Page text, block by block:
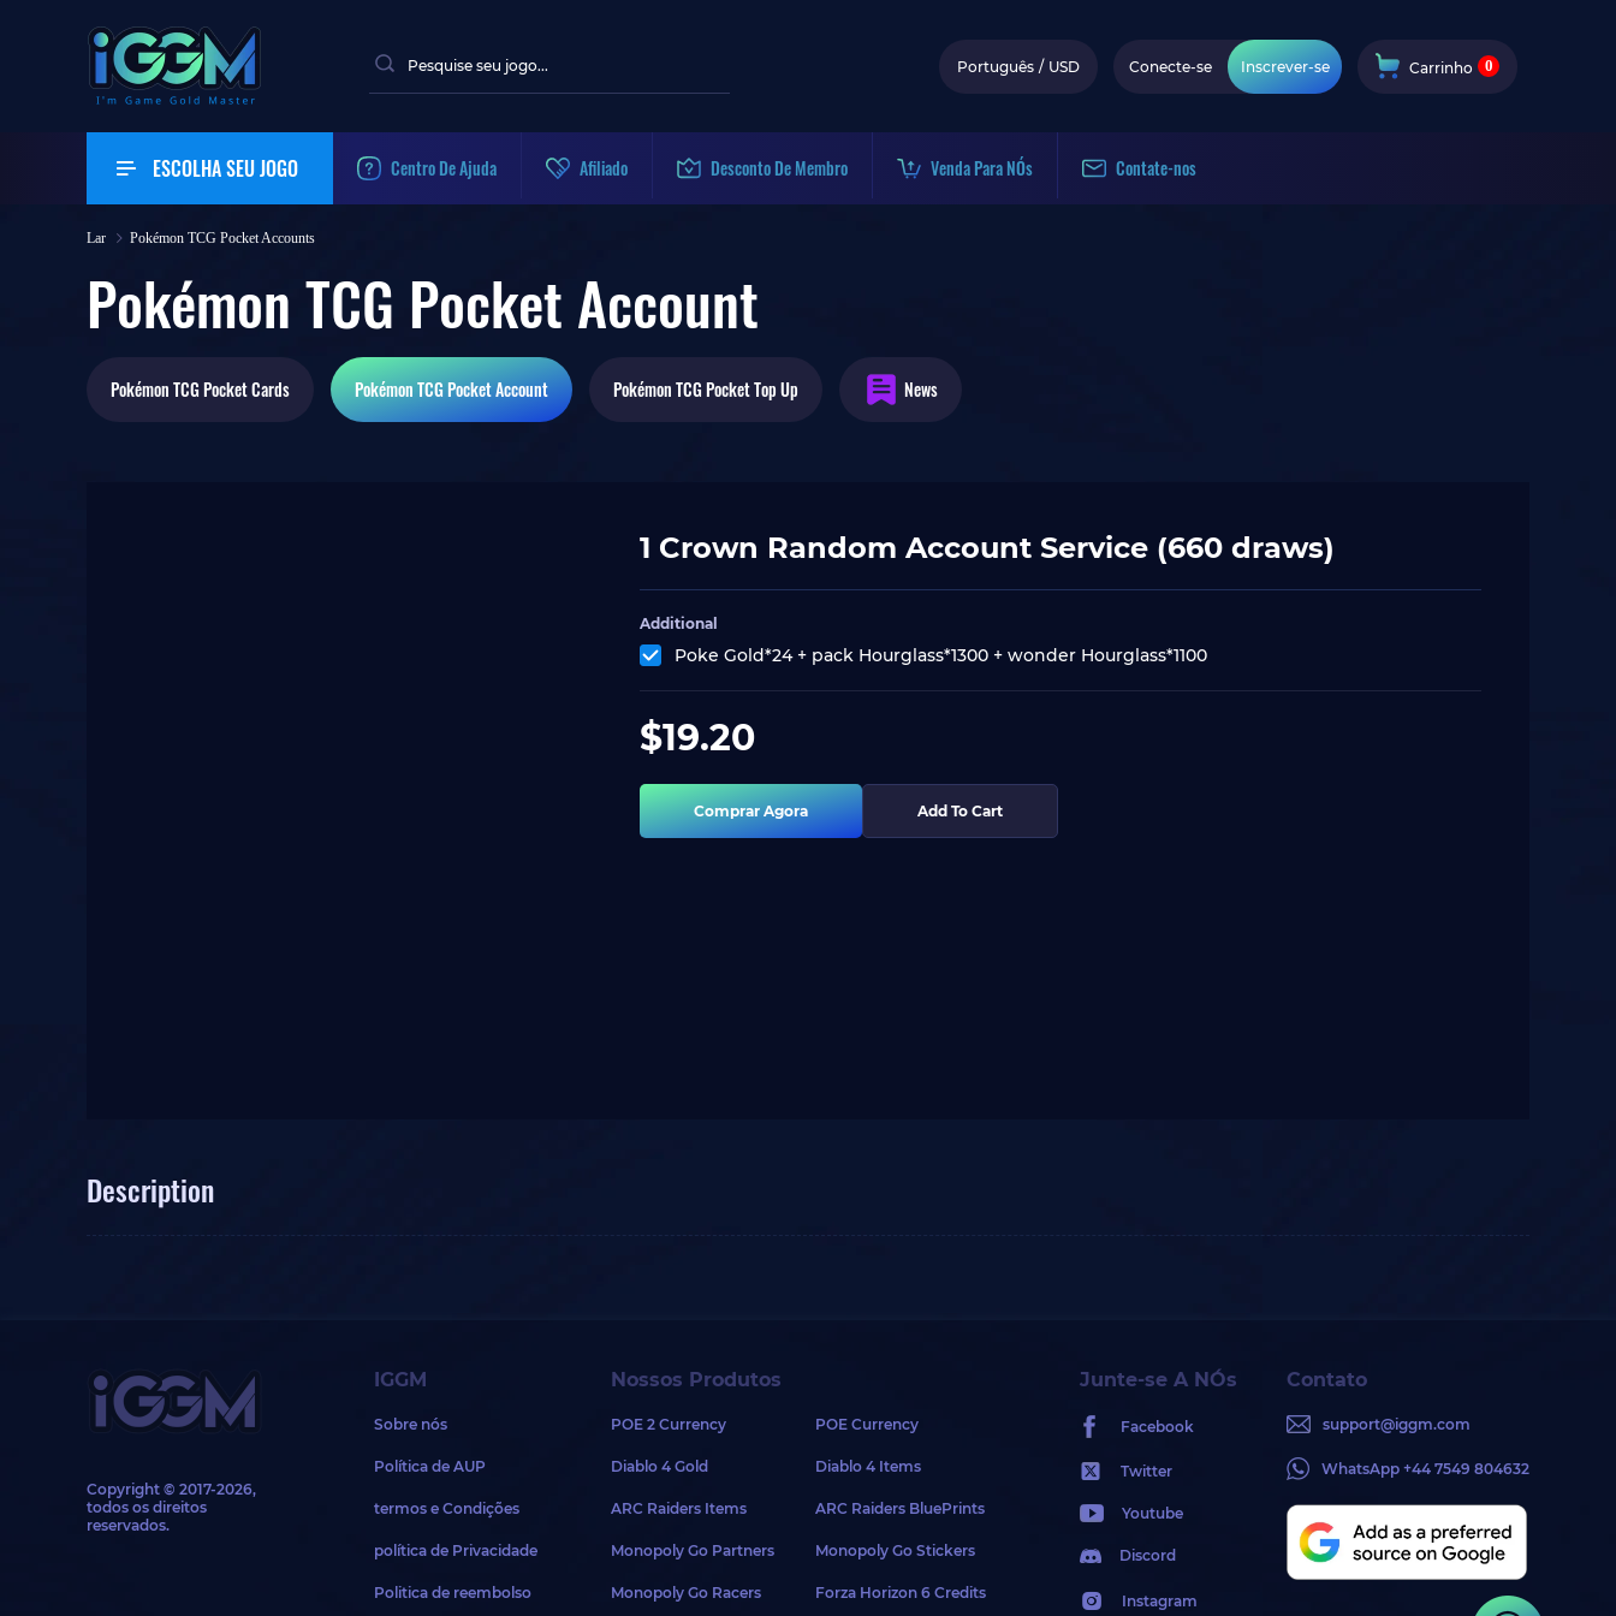
Português / USD Conecte-se Inscrever-se Carrinho 0
ESCOLHA SEU JOGO Centro De Ajuda Afiliado Desconto De Membro Venda Para NÓs Contate-nos
Lar Pokémon TCG Pocket Accounts
Pokémon TCG Pocket Account
Pokémon TCG PocketCards Pokémon TCG PocketAccount Pokémon TCG PocketTop Up News
Description
1 Crown Random Account Service (660 draws)
Additional
Poke Gold*24 + pack Hourglass*1300 + wonder Hourglass*1100
$19.20
Comprar Agora Add To Cart
Copyright © 2017-2026,
todos os direitos
reservados.
IGGM
Sobre nós
Política de AUP
termos e Condições
política de Privacidade
Politica de reembolso
Nossos Produtos
POE 2 Currency POE Currency
Diablo 4 Gold Diablo 4 Items
ARC Raiders Items ARC Raiders BluePrints
Monopoly Go Partners Monopoly Go Stickers
Monopoly Go Racers Forza Horizon 6 Credits
Junte-se A NÓs
Facebook
Twitter
Youtube
Discord
Instagram
Contato
support@iggm.com
WhatsApp +44 7549 804632